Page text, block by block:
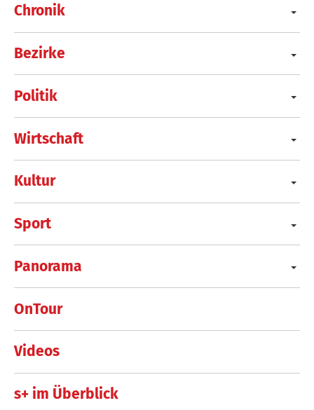
Chronik
Bezirke
Politik
Wirtschaft
Kultur
Sport
Panorama
OnTour
Videos
s+ im Überblick